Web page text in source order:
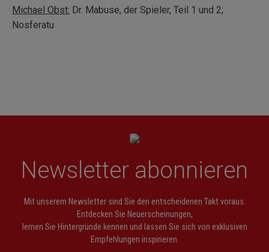
Michael Obst: Dr. Mabuse, der Spieler, Teil 1 und 2;
Nosferatu
Newsletter abonnieren
Mit unserem Newsletter sind Sie den entscheidenen Takt voraus.
Entdecken Sie Neuerscheinungen,
lernen Sie Hintergründe kennen und lassen Sie sich von exklusiven
Empfehlungen inspirieren.